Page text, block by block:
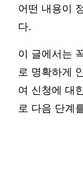
어떤 내용이
다.
이 글에서는
로 명확하게
여 신청에 대
로 다음 단계